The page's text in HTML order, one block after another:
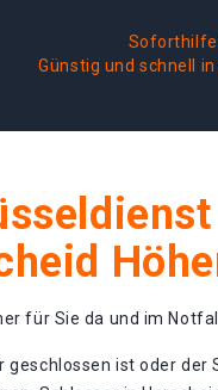
Soforthilfe
Günstig und schnell
für Sie da und im
geschlossen ist oder der